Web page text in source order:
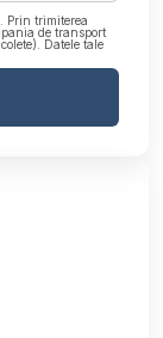
. Prin trimiterea
de transport
Datele tale